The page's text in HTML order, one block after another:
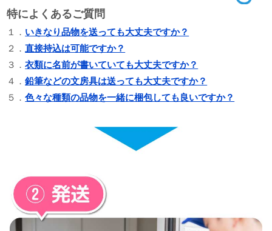
特によくあるご質問
１． いきなり品物を送っても大丈夫ですか？
２．直接持込は可能ですか？
３．衣類に名前が書いていても大丈夫ですか？
４．鉛筆などの文房具は送っても大丈夫ですか？
５．色々な種類の品物を一緒に梱包しても良いですか？